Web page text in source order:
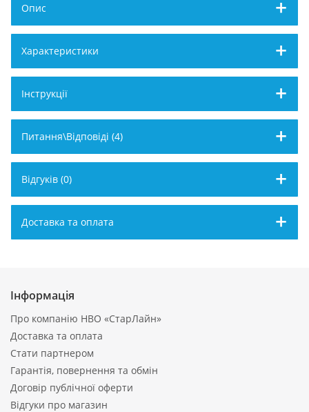
Опис
Характеристики
Інструкції
Питання\Відповіді (4)
Відгуків (0)
Доставка та оплата
Інформація
Про компанію НВО «СтарЛайн»
Доставка та оплата
Стати партнером
Гарантія, повернення та обмін
Договір публічної оферти
Відгуки про магазин